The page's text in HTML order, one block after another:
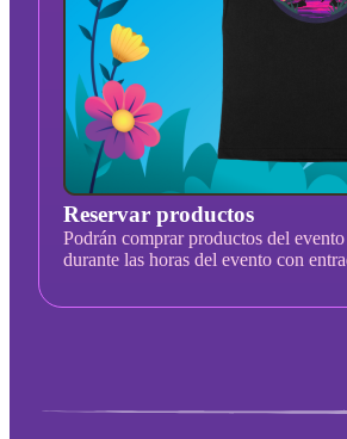
Reservar productos
Podrán comprar productos del
durante las horas del evento con